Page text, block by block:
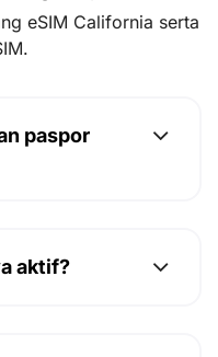
eSIM California serta
paspor
aktif?